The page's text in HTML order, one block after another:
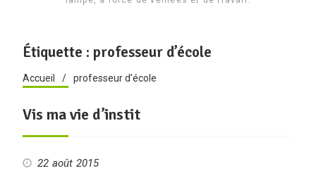
Étiquette : professeur d’école
Accueil professeur d’école
Vis ma vie d’instit
22 août 2015